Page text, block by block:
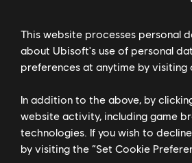
Ramanan은 “조
있다”고 귀뜸합니
냉장고에서 먹을
This website processes personal
about Ubisoft's use of personal
preferences at anytime by visiting
In addition to the above, by
website activity, including game
technologies. If you wish to
by visiting the “Set Cookie